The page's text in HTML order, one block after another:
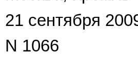
21 сентября
N 1066